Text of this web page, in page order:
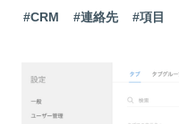
#CRM #連絡先 #項目